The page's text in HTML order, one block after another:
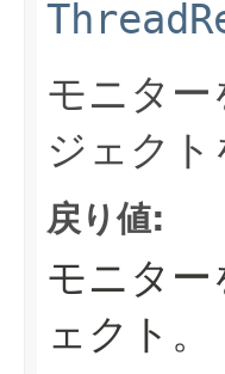
モニタ
ジェクト
戻り値:
モニタ
ェクト。